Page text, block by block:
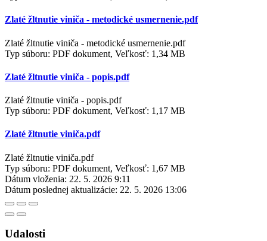
Zlaté žltnutie viniča - metodické usmernenie.pdf
Zlaté žltnutie viniča - metodické usmernenie.pdf
Typ súboru: PDF dokument, Veľkosť: 1,34 MB
Zlaté žltnutie viniča - popis.pdf
Zlaté žltnutie viniča - popis.pdf
Typ súboru: PDF dokument, Veľkosť: 1,17 MB
Zlaté žltnutie viniča.pdf
Zlaté žltnutie viniča.pdf
Typ súboru: PDF dokument, Veľkosť: 1,67 MB
Dátum vloženia: 22. 5. 2026 9:11
Dátum poslednej aktualizácie: 22. 5. 2026 13:06
Udalosti